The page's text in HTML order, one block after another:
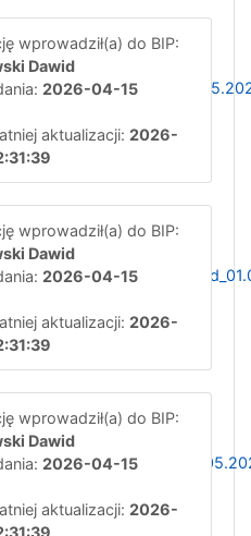
wprowadził(a) do BIP:
Dawid
2026-04-15
aktualizacji: 2026-
wprowadził(a) do BIP:
Dawid
2026-04-15
aktualizacji: 2026-
wprowadził(a) do BIP:
Dawid
2026-04-15
aktualizacji: 2026-